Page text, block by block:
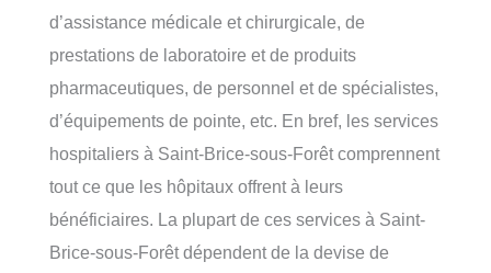
d’assistance médicale et chirurgicale, de
prestations de laboratoire et de produits
pharmaceutiques, de personnel et de spécialistes,
d’équipements de pointe, etc. En bref, les services
hospitaliers à Saint-Brice-sous-Forêt comprennent
tout ce que les hôpitaux offrent à leurs
bénéficiaires. La plupart de ces services à Saint-
Brice-sous-Forêt dépendent de la devise de